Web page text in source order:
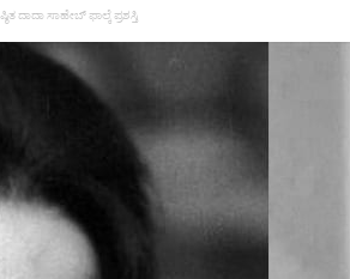
ದಾದಾ ಸಾಹೇಬ್​ ಫಾಲ್ಕೆ ಪ್ರಶಸ್ತಿ